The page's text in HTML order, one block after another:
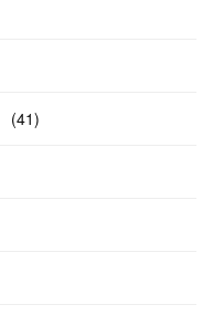
(41)